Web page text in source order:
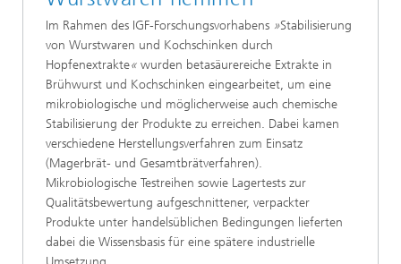
Im Rahmen des IGF-Forschungsvorhabens »Stabilisierung
von Wurstwaren und Kochschinken durch
Hopfenextrakte« wurden betasäurereiche Extrakte in
Brühwurst und Kochschinken eingearbeitet, um eine
mikrobiologische und möglicherweise auch chemische
Stabilisierung der Produkte zu erreichen. Dabei kamen
verschiedene Herstellungsverfahren zum Einsatz
(Magerbrät- und Gesamtbrätverfahren).
Mikrobiologische Testreihen sowie Lagertests zur
Qualitätsbewertung aufgeschnittener, verpackter
Produkte unter handelsüblichen Bedingungen lieferten
dabei die Wissensbasis für eine spätere industrielle